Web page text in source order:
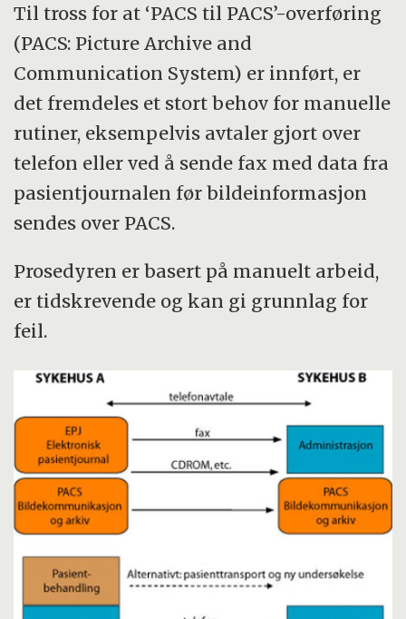
Til tross for at ‘PACS til PACS’-overføring
(PACS: Picture Archive and
Communication System) er innført, er
det fremdeles et stort behov for manuelle
rutiner, eksempelvis avtaler gjort over
telefon eller ved å sende fax med data fra
pasientjournalen før bildeinformasjon
sendes over PACS.
Prosedyren er basert på manuelt arbeid,
er tidskrevende og kan gi grunnlag for
feil.